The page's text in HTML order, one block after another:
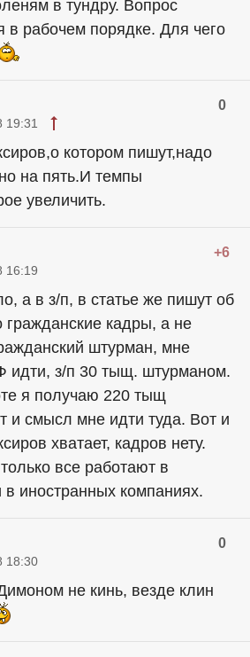
в тундру. Вопрос
в рабочем порядке. Для чего
0
19:31
котором пишут,надо
на пять.И темпы
увеличить.
+6
16:19
а в з/п, в статье же пишут об
гражданские кадры, а не
штурман, мне
идти, з/п 30 тыщ. штурманом.
я получаю 220 тыщ
и смысл мне идти туда. Вот и
хватает, кадров нету.
все работают в
иностранных компаниях.
0
18:30
не кинь, везде клин